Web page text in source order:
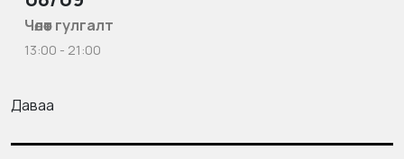
Чөлөөт гулгалт
13:00 - 21:00
Даваа